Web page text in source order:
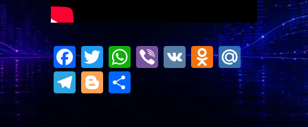
Facebook
TwitterWhatsApp
Viber
VK
Telegram
BloggerОтправить